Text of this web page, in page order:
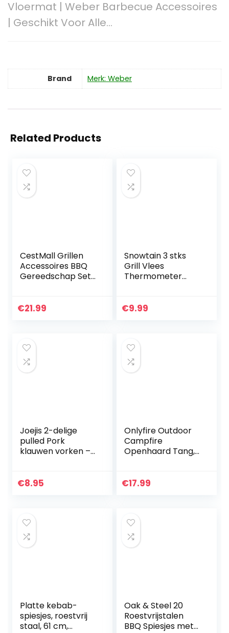
Vloermat | Weber Barbecue Accessoires
| Geschikt Voor Alle…
Brand Merk: Weber
Related Products
CestMall Grillen
Accessoires BBQ
Gereedschap Set,
Kit met antislip
€21.99
Snowtain 3 stks
Grill Vlees
Thermometer
Thermometer
€9.99
Joejis 2-delige
pulled Pork
klauwen vorken –
vleesvorken –
€8.95
Onlyfire Outdoor
Campfire
Openhaard Tang,
€17.99
Platte kebab-
spiesjes, roestvrij
staal, 61 cm,
Oak & Steel 20
Roestvrijstalen
BBQ Spiesjes met